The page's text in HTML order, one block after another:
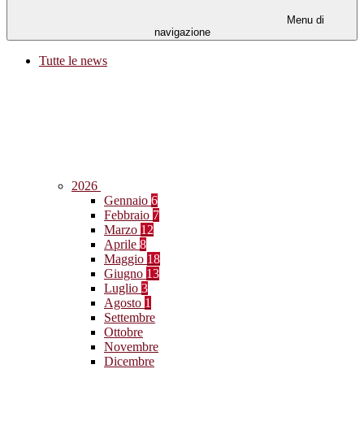
Menu di
navigazione
Tutte le news
2026
Gennaio 6
Febbraio 7
Marzo 12
Aprile 8
Maggio 18
Giugno 13
Luglio 3
Agosto 1
Settembre
Ottobre
Novembre
Dicembre